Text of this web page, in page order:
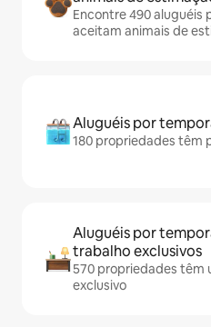
Encontre 490 aluguéis
aceitam animais de
Aluguéis por
180 propriedades têm
Aluguéis por
trabalho exclusivos
570 propriedades têm
exclusivo